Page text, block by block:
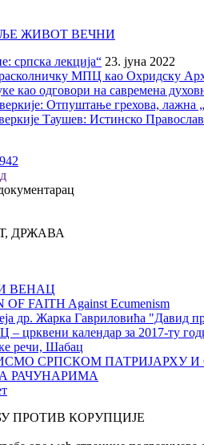
ЖИВОТ ВЕЧНИ
српска лекција“ 23. јуна 2022
МПЦ као Охридску
као одговори на савремена
Отпуштање грехова, лажна
Таушев: Истинско
ДРЖАВА
ВЕНАЦ
OF FAITH Against Ecumenism
др. Жарка Гавриловића "Давид
календар за 2017-ту
речи, Шабац
СРПСКОМ ПАТРИЈАРХУ И
РАЧУНАРИМА
ПРОТИВ КОРУПЦИЈЕ